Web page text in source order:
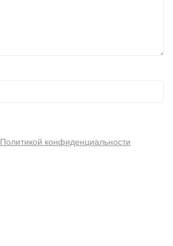
Политикой конфиденциальности